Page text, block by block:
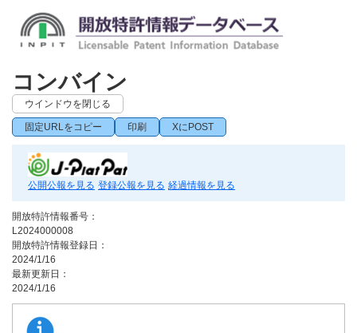
コンバイン
ウインドウを閉じる
固定URLをコピー 印刷 XにPOST
公開公報を見る 登録公報を見る 経過情報を見る
開放特許情報番号：
L2024000008
開放特許情報登録日：
2024/1/16
最新更新日：
2024/1/16